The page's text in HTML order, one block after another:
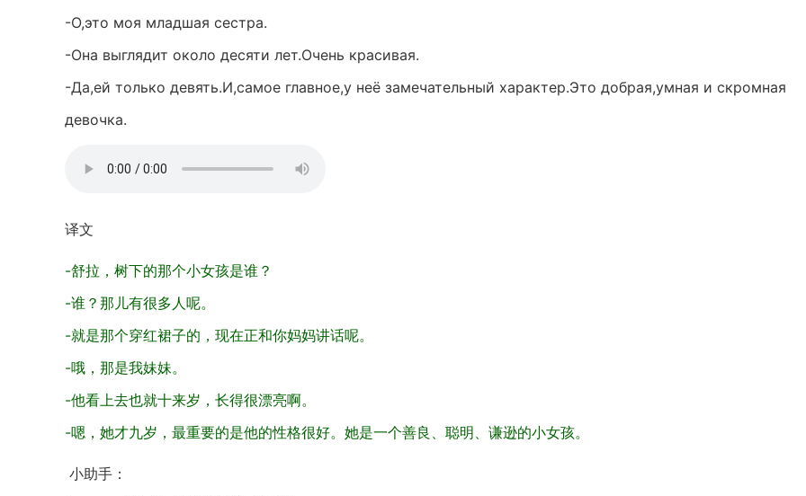
-О,это моя младшая сестра.
-Она выглядит около десяти лет.Очень красивая.
-Да,ей только девять.И,самое главное,у неё замечательный характер.Это добрая,умная и скромная
девочка.
译文
-舒拉，树下的那个小女孩是谁？
-谁？那儿有很多人呢。
-就是那个穿红裙子的，现在正和你妈妈讲话呢。
-哦，那是我妹妹。
-他看上去也就十来岁，长得很漂亮啊。
-嗯，她才九岁，最重要的是他的性格很好。她是一个善良、聪明、谦逊的小女孩。
小助手：